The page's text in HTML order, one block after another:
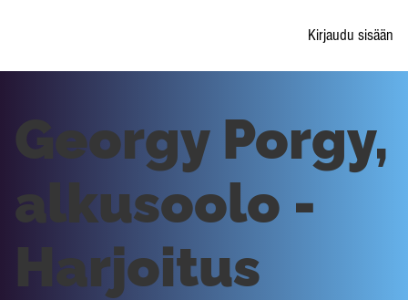
Kirjaudu sisään
Georgy Porgy,
alkusoolo -
Harjoitus